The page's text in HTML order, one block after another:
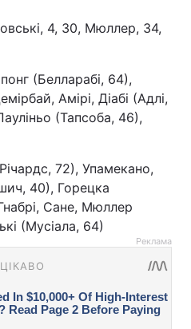
4, 30, Мюллер, 34,
(Белларабі, 64),
Амірі, Діабі (Адлі,
(Тапсоба, 46),
72), Упамекано,
40), Горецка
Сане, Мюллер
(Мусіала, 64)
Реклама